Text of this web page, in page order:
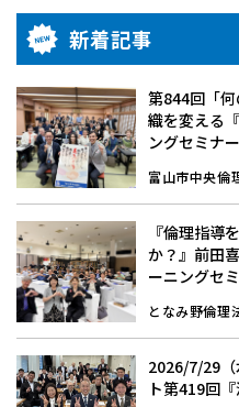
新着記事
第844回「
織を変える
ングセミナ
富山市中央倫
『倫理指導
か？』前田
ーニングセ
となみ野倫理
2026/7/29
ト第419回